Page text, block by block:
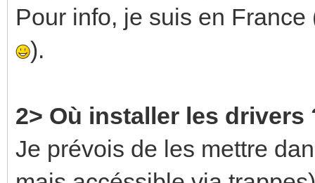
Pour info, je suis en
).
2> Où installer les drivers
Je prévois de les mettre